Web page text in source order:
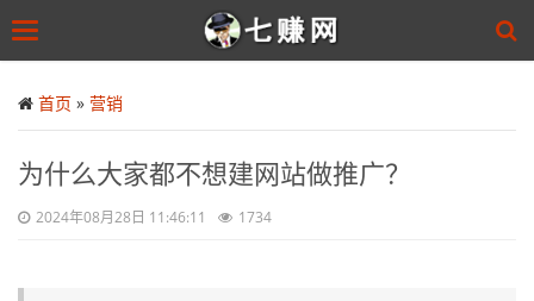
to
main
Toggle
首页 » 营销
为什么大家都不想建网站做推广？
2024年08月28日 11:46:11 1734